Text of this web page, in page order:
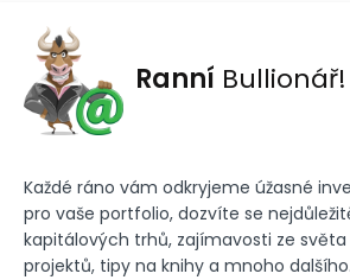
Ranní Bullionář!
Každé ráno vám odkryjeme úžasné
pro vaše portfolio, dozvíte se
kapitálových trhů, zajímavosti ze
projektů, tipy na knihy a mnoho dalšího.